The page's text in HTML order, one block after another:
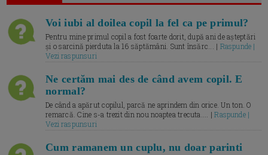
Voi iubi al doilea copil la fel ca pe primul?
Pentru mine primul copil a fost foarte dorit, după ani de așteptări
și o sarcină pierduta la 16 săptămâni. Sunt însărc... | Raspunde |
Vezi raspunsuri
Ne certăm mai des de când avem copil. E
normal?
De când a apărut copilul, parcă ne aprindem din orice. Un ton. O
remarcă. Cine s-a trezit din nou noaptea trecuta.... |Raspunde |
Vezi raspunsuri
Cum ramanem un cuplu, nu doar parinti